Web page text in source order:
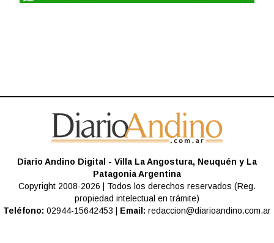
Diario Andino Digital - Villa La Angostura, Neuquén y La
Patagonia Argentina
Copyright 2008-2026 | Todos los derechos reservados (Reg.
propiedad intelectual en trámite)
Teléfono: 02944-15642453 | Email: redaccion@diarioandino.com.ar